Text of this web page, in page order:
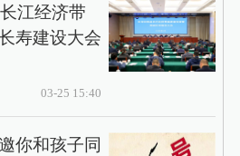
江经济带
寿建设大会
03-25 15:40
你和孩子同